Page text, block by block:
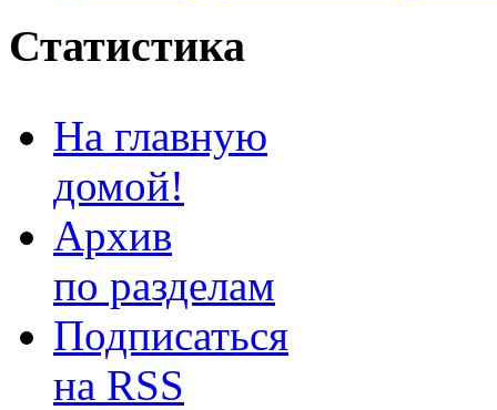
Статистика
На главную
домой!
Архив
по разделам
Подписаться
на RSS